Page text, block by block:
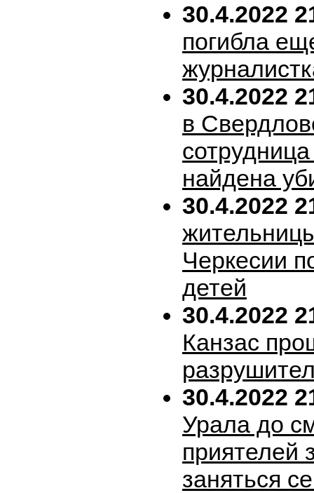
30.4.2022
погибла
30.4.2022
в
найдена
30.4.2022
Черкесии
детей
30.4.2022
Канзас
30.4.2022
Урала до
приятелей
заняться